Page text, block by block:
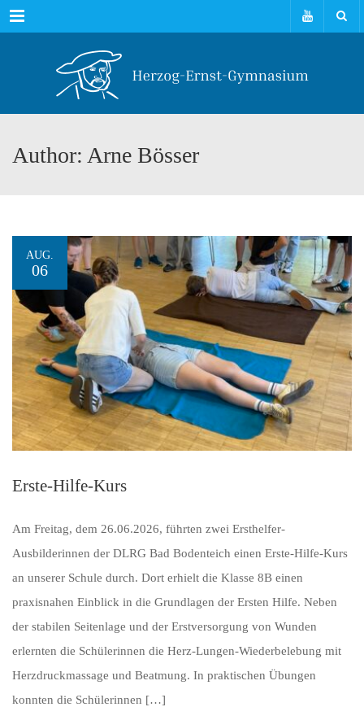
Menu
Author: Arne Bösser
AUG.
06
Erste-Hilfe-Kurs
Am Freitag, dem 26.06.2026, führten zwei Ersthelfer-
Ausbilderinnen der DLRG Bad Bodenteich einen Erste-Hilfe-Kurs
an unserer Schule durch. Dort erhielt die Klasse 8B einen
praxisnahen Einblick in die Grundlagen der Ersten Hilfe. Neben
der stabilen Seitenlage und der Erstversorgung von Wunden
erlernten die Schülerinnen die Herz-Lungen-Wiederbelebung mit
Herzdruckmassage und Beatmung. In praktischen Übungen
konnten die Schülerinnen […]